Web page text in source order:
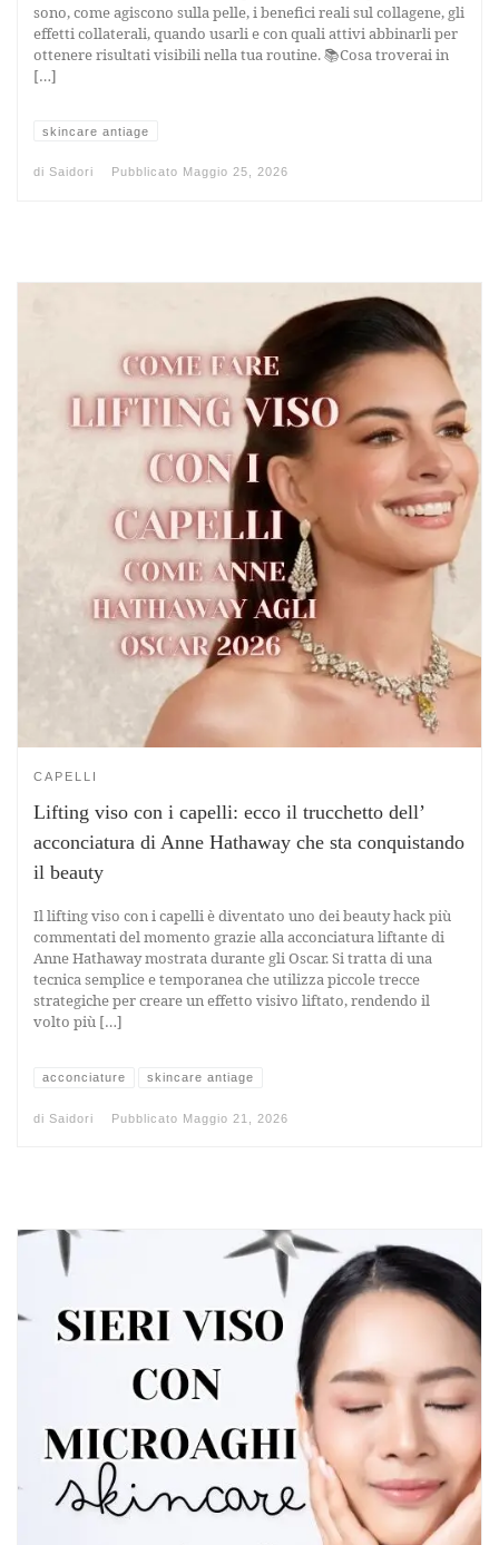
sono, come agiscono sulla pelle, i benefici reali sul collagene, gli
effetti collaterali, quando usarli e con quali attivi abbinarli per
ottenere risultati visibili nella tua routine. 📚Cosa troverai in
[…]
skincare antiage
di Saidori Pubblicato Maggio 25, 2026
CAPELLI
Lifting viso con i capelli: ecco il trucchetto dell’
acconciatura di Anne Hathaway che sta conquistando
il beauty
Il lifting viso con i capelli è diventato uno dei beauty hack più
commentati del momento grazie alla acconciatura liftante di
Anne Hathaway mostrata durante gli Oscar. Si tratta di una
tecnica semplice e temporanea che utilizza piccole trecce
strategiche per creare un effetto visivo liftato, rendendo il
volto più […]
acconciature skincare antiage
di Saidori Pubblicato Maggio 21, 2026